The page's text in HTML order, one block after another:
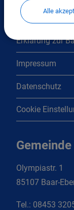
Erklärung zur
Impressum
Datenschutz
Cookie
Olympiastr. 1
85107 Baar-
Tel.: 08453
Alle